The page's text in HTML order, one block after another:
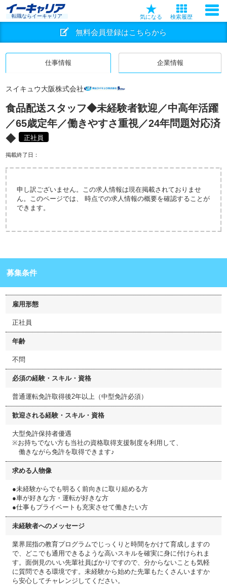
転職ならイーキャリア 気になる 検索履歴
無料会員登録はこちらから
仕事情報 企業情報
スイキュウ大阪株式会社
食品配送スタッフ◆未経験者歓迎／中高年活躍
／65歳定年／働きやすさ重視／24年問題対応済
◆
正社員
掲載終了日：
申し訳ございません。この求人情報は現在掲載されておりませ
ん。このページでは、 時点での求人情報の概要を確認することが
できます。
募集条件
雇用形態
正社員
年齢
不問
必須の経験・スキル・資格
普通運転免許取得後2年以上（中型免許必須）
歓迎される経験・スキル・資格
大型免許保持者優遇
※お持ちでない方も当社の資格取得支援制度を利用して、
働きながら免許を取得できます♪
求める人物像
●未経験からでも明るく前向きに取り組める方
●車が好きな方・運転が好きな方
●仕事もプライベートも充実させて働きたい方
未経験者へのメッセージ
業界屈指の教育プログラムでじっくりと時間をかけて育成しますの
で、どこでも通用できるような高いスキルを確実に身に付けられま
す。面倒見のいい先輩社員ばかりですので、分からないことも気軽
に質問できる環境です。未経験から始めた先輩もたくさんいますか
ら安心してチャレンジしてください。